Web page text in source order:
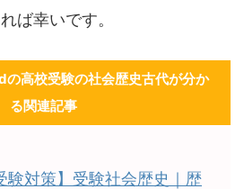
ば幸いです。
高校受験の社会歴史古代が分か
る関連記事
験対策】受験社会歴史｜歴